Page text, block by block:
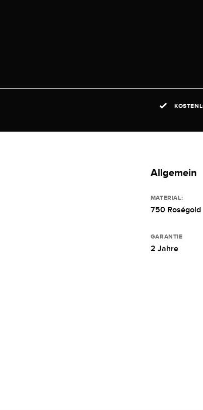
Allgemein
MATERIAL:
750 Roségold
GARANTIE
2 Jahre